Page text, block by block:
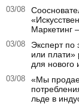
03/08
03/08
Эксперт по
или плати»
для нового
03/08
«Мы
льде в